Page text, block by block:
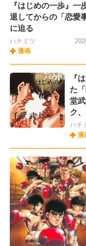
『はじめの一歩』一
退してからの「恋愛
に迫る
ハチミツ
漫画
『
た
堂
ク
ハチ
漫